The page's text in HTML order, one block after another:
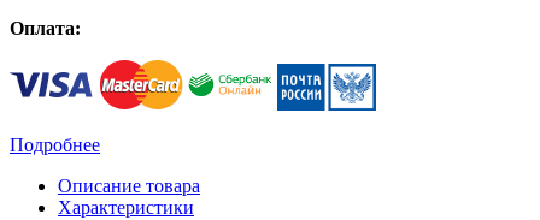
Оплата:
Подробнее
Описание товара
Характеристики